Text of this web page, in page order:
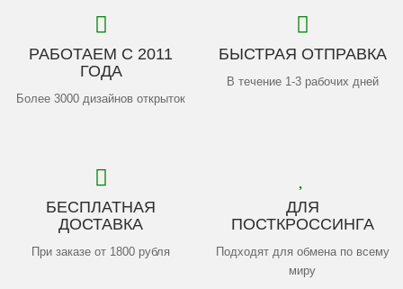
РАБОТАЕМ С 2011
ГОДА
Более 3000 дизайнов открыток
БЫСТРАЯ ОТПРАВКА
В течение 1-3 рабочих дней
БЕСПЛАТНАЯ
ДОСТАВКА
При заказе от 1800 рубля
ДЛЯ
ПОСТКРОССИНГА
Подходят для обмена по всему
миру